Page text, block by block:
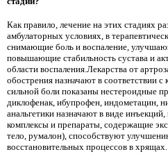
Как правило, лечение на этих стадиях
амбулаторных условиях, в
снимающие боль и воспаление,
повышающие стабильность сустава и
области воспаления.Лекарства от
обострения назначают в соответствии
сильной боли показаны нестероидные
диклофенак, ибупрофен, индометацин,
анальгетики назначают в виде
комплексы и препараты, содержащие
тело, румалон), способствуют
восстановительных процессов в хрящах.